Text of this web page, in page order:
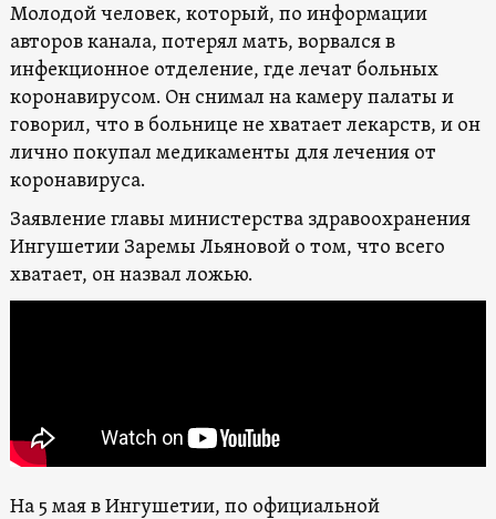
Молодой человек, который, по информации
авторов канала, потерял мать, ворвался в
инфекционное отделение, где лечат больных
коронавирусом. Он снимал на камеру палаты и
говорил, что в больнице не хватает лекарств, и он
лично покупал медикаменты для лечения от
коронавируса.
Заявление главы министерства здравоохранения
Ингушетии Заремы Льяновой о том, что всего
хватает, он назвал ложью.
На 5 мая в Ингушетии, по официальной